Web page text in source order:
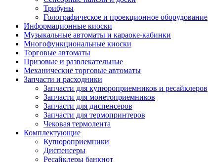
Трибуны
Голографическое и проекционное оборудование
Информационные киоски
Музыкальные автоматы и караоке-кабинки
Многофункциональные киоски
Торговые автоматы
Призовые и развлекательные
Механические торговые автоматы
Запчасти и расходники
Запчасти для купюроприемников и ресайклеров
Запчасти для монетоприемников
Запчасти для диспенсеров
Запчасти для термопринтеров
Чековая термолента
Комплектующие
Купюроприемники
Диспенсеры
Ресайклеры банкнот